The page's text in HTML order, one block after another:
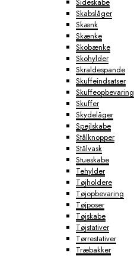
Skabslåger
Skænk
Skænke
Skobænke
Skohylder
Skraldespande
Skuffeindsatser
Skuffeopbevaring
Skuffer
Skydelåger
Spejlskabe
Stålknopper
Stålvask
Stueskabe
Tehylder
Tøjholdere
Tøjopbevaring
Tøjposer
Tøjskabe
Tøjstativer
Tørrestativer
Træbakker